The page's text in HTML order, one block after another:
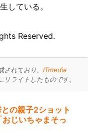
している。
Reserved.
されており、 ITmedia
ライトしたものです。
の親子2ショット
じいちゃまそっ